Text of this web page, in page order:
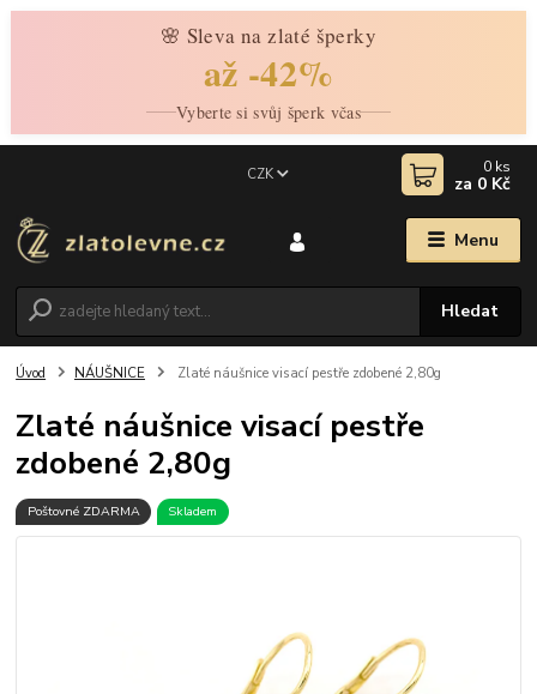
🌸 Sleva na zlaté šperky
až -42%
Vyberte si svůj šperk včas
Menu
CZK
Hledat
0 ks
za 0 Kč
Úvod NÁUŠNICE Zlaté náušnice visací pestře zdobené 2,80g
Zlaté náušnice visací pestře
zdobené 2,80g
Poštovné ZDARMA Skladem